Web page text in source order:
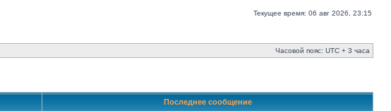
Текущее время: 06 авг 2026, 23:15
Часовой пояс: UTC + 3 часа
Последнее сообщение